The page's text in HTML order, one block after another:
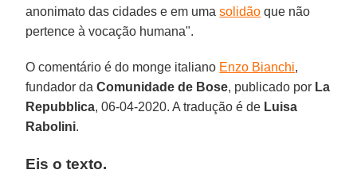
anonimato das cidades e em umasolidão que não
pertence à vocação humana".
O comentário é do monge italiano Enzo Bianchi,
fundador daComunidade de Bose, publicado por La
Repubblica, 06-04-2020. A tradução é de Luisa
Rabolini.
Eis o texto.